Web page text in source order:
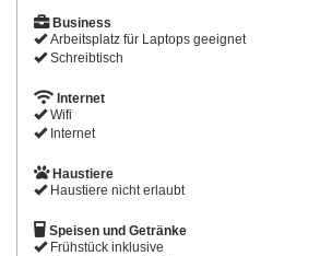
Business
Arbeitsplatz für Laptops geeignet
Schreibtisch
Internet
Wifi
Internet
Haustiere
Haustiere nicht erlaubt
Speisen und Getränke
Frühstück inklusive